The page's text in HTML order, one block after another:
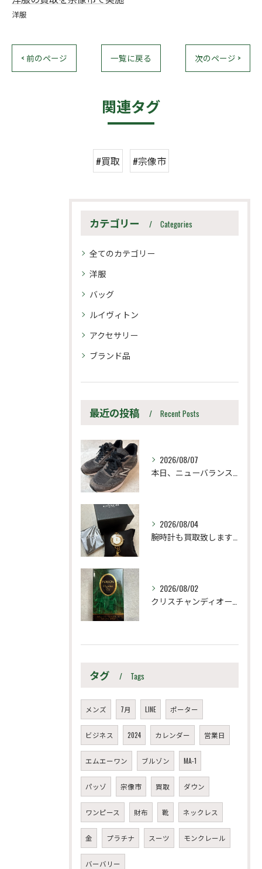
洋服
< 前のページ 一覧に戻る 次のページ >
関連タグ
#買取 #宗像市
カテゴリー Categories
全てのカテゴリー
洋服
バッグ
ルイヴィトン
アクセサリー
ブランド品
最近の投稿 Recent Posts
2026/08/07
2026/08/04
2026/08/02
タグ Tags
メンズ 7月 LINE ポーター
ビジネス 2024 カレンダー 営業日
エムエーワン ブルゾン MA-1
パッゾ 宗像市 買取 ダウン
ワンピース 財布 靴 ネックレス
金 プラチナ スーツ モンクレール
バーバリー